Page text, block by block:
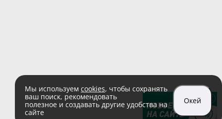
Мы используем cookies, чтобы сохранять
ваш поиск, рекомендовать
полезное и создавать другие удобства на
сайте
Окей